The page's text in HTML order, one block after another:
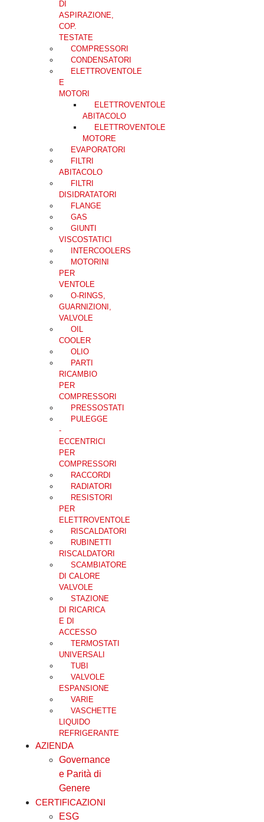
DI
ASPIRAZIONE,
COP.
TESTATE
COMPRESSORI
CONDENSATORI
ELETTROVENTOLE
E
MOTORI
ELETTROVENTOLE
ABITACOLO
ELETTROVENTOLE
MOTORE
EVAPORATORI
FILTRI
ABITACOLO
FILTRI
DISIDRATATORI
FLANGE
GAS
GIUNTI
VISCOSTATICI
INTERCOOLERS
MOTORINI
PER
VENTOLE
O-RINGS,
GUARNIZIONI,
VALVOLE
OIL
COOLER
OLIO
PARTI
RICAMBIO
PER
COMPRESSORI
PRESSOSTATI
PULEGGE
-
ECCENTRICI
PER
COMPRESSORI
RACCORDI
RADIATORI
RESISTORI
PER
ELETTROVENTOLE
RISCALDATORI
RUBINETTI
RISCALDATORI
SCAMBIATORE
DI CALORE
VALVOLE
STAZIONE
DI RICARICA
E DI
ACCESSO
TERMOSTATI
UNIVERSALI
TUBI
VALVOLE
ESPANSIONE
VARIE
VASCHETTE
LIQUIDO
REFRIGERANTE
AZIENDA
Governance
e Parità di
Genere
CERTIFICAZIONI
ESG